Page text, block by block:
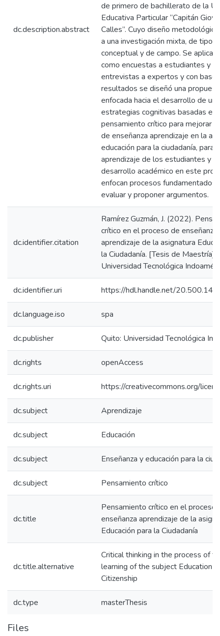
dc.description.abstract
de primero de bachillerato de la
Educativa Particular “Capitán
Calles”. Cuyo diseño
a una investigación mixta, de tipo
conceptual y de campo. Se
como encuestas a estudiantes y
entrevistas a expertos y con base
resultados se diseñó una
enfocada hacia el desarrollo de
estrategias cognitivas basadas en
pensamiento crítico para mejorar
de enseñanza aprendizaje en la
educación para la ciudadanía, para
aprendizaje de los estudiantes y
desarrollo académico en este
enfocan procesos fundamentados
evaluar y proponer argumentos.
dc.identifier.citation
Ramírez Guzmán, J. (2022).
crítico en el proceso de enseñanza
aprendizaje de la asignatura
la Ciudadanía. [Tesis de Maestría].
Universidad Tecnológica
dc.identifier.uri https://hdl.handle.net/
dc.language.iso spa
dc.publisher Quito: Universidad Tecnológica
dc.rights openAccess
dc.rights.uri https://creativecommons.org/
dc.subject Aprendizaje
dc.subject Educación
dc.subject Enseñanza y educación para la
dc.subject Pensamiento crítico
dc.title
Pensamiento crítico en el proceso
enseñanza aprendizaje de la
Educación para la Ciudadanía
dc.title.alternative
Critical thinking in the process of
learning of the subject Education
Citizenship
dc.type masterThesis
Files